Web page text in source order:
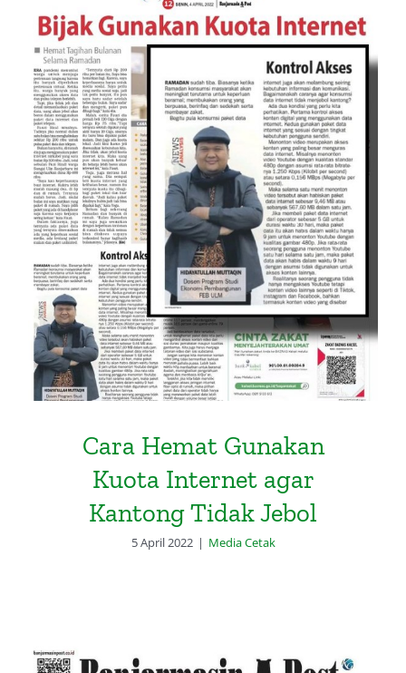
Cara Hemat Gunakan Kuota
Internet agar Kantong Tidak Jebol
Cara Hemat Gunakan
Kuota Internet agar
Kantong Tidak Jebol
5 April 2022 | Media Cetak